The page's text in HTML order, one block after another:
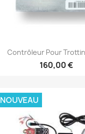
Aperçu
Contrôleur Pour
160,00 €
NOUVEAU